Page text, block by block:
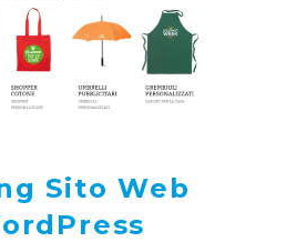
Sito Web